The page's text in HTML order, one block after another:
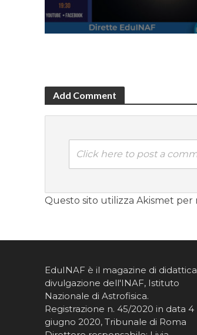
Add Comment
Click here to post a
Questo sito utilizza Akismet per
EduINAF è il magazine di
divulgazione dell'INAF, Istituto
Nazionale di Astrofisica.
Registrazione n. 45/2020 in data 4
giugno 2020, Tribunale di Roma